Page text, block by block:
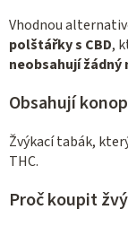
Vhodnou
polštářky s CBD,
neobsahují žádný
Obsahují
Žvýkací tabák,
THC.
Proč koupit